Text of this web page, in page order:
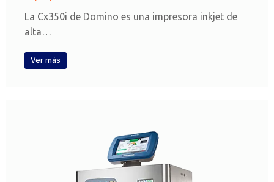
La Cx350i de Domino es una impresora inkjet de
alta…
Ver más